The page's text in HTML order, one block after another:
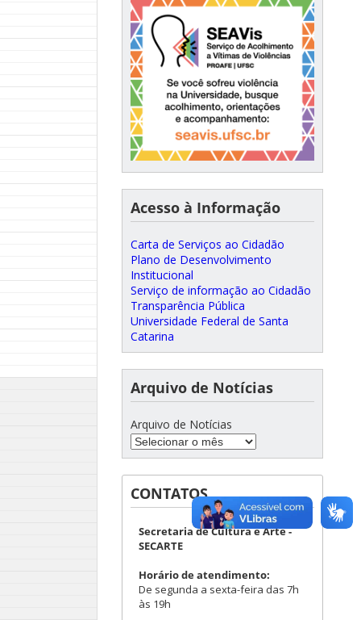
Acesso à Informação
Carta de Serviços ao Cidadão
Plano de Desenvolvimento
Institucional
Serviço de informação ao Cidadão
Transparência Pública
Universidade Federal de Santa
Catarina
Arquivo de Notícias
Arquivo de Notícias
CONTATOS
Secretaria de Cultura e Arte -
SECARTE
Horário de atendimento:
De segunda a sexta-feira das 7h
às 19h